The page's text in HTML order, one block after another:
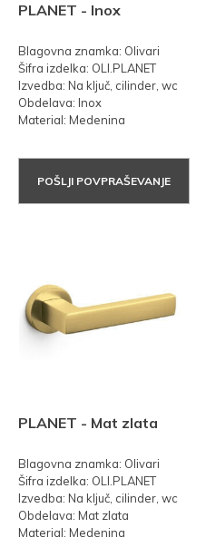
PLANET - Inox
Blagovna znamka: Olivari
Šifra izdelka: OLI.PLANET
Izvedba: Na ključ, cilinder, wc
Obdelava: Inox
Material: Medenina
POŠLJI POVPRAŠEVANJE
PLANET - Mat zlata
Blagovna znamka: Olivari
Šifra izdelka: OLI.PLANET
Izvedba: Na ključ, cilinder, wc
Obdelava: Mat zlata
Material: Medenina